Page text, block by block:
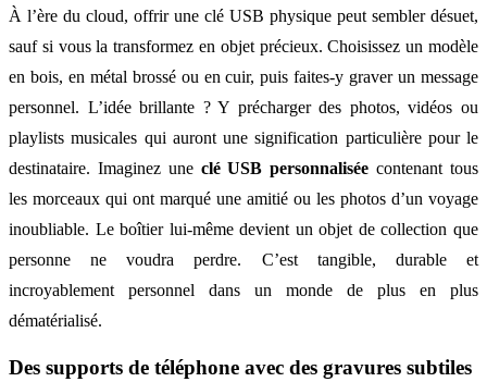
À l’ère du cloud, offrir une clé USB physique peut sembler désuet,
sauf si vous la transformez en objet précieux. Choisissez un modèle
en bois, en métal brossé ou en cuir, puis faites-y graver un message
personnel. L’idée brillante ? Y précharger des photos, vidéos ou
playlists musicales qui auront une signification particulière pour le
destinataire. Imaginez une clé USB personnalisée contenant tous
les morceaux qui ont marqué une amitié ou les photos d’un voyage
inoubliable. Le boîtier lui-même devient un objet de collection que
personne ne voudra perdre. C’est tangible, durable et
incroyablement personnel dans un monde de plus en plus
dématérialisé.
Des supports de téléphone avec des gravures subtiles